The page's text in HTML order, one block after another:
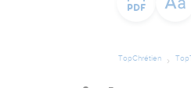
TopChrétien